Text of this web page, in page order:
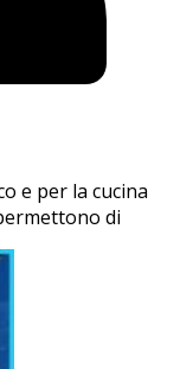
e per la cucina
di